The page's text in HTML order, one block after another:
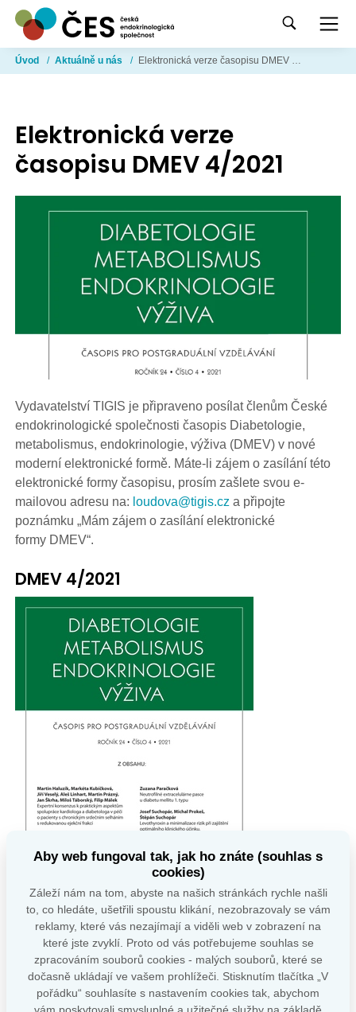
Úvod / Aktuálně u nás / Elektronická verze časopisu DMEV 4/2021
Elektronická verze
časopisu DMEV 4/2021
Vydavatelství TIGIS je připraveno posílat členům České
endokrinologické společnosti časopis Diabetologie,
metabolismus, endokrinologie, výživa (DMEV) v nové
moderní elektronické formě. Máte-li zájem o zasílání této
elektronické formy časopisu, prosím zašlete svou e-
mailovou adresu na: loudova@tigis.cz a připojte
poznámku „Mám zájem o zasílání elektronické
formy DMEV“.
DMEV 4/2021
OBSAH
EDITORIAL
Aby web fungoval tak, jak ho znáte (souhlas s
cookies)
Záleží nám na tom, abyste na našich stránkách rychle našli
to, co hledáte, ušetřili spoustu klikání, nezobrazovaly se vám
reklamy, které vás nezajímají a viděli web v zobrazení na
které jste zvyklí. Proto od vás potřebujeme souhlas se
zpracováním souborů cookies - malých souborů, které se
dočasně ukládají ve vašem prohlížeči. Stisknutím tlačítka „V
pořádku“ souhlasíte s nastavením cookies tak, abychom